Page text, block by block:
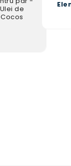
Ulei de
Cocos